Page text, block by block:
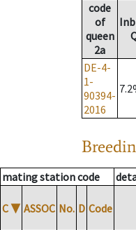
code
of
queen
2a
DE-4-
1-
90394-
2016
mating station code
C ▼ ASSOC No. D Code